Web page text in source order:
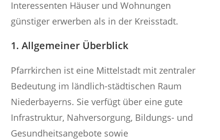
Interessenten Häuser und Wohnungen
günstiger erwerben als in der Kreisstadt.
1. Allgemeiner Überblick
Pfarrkirchen ist eine Mittelstadt mit zentraler
Bedeutung im ländlich-städtischen Raum
Niederbayerns. Sie verfügt über eine gute
Infrastruktur, Nahversorgung, Bildungs- und
Gesundheitsangebote sowie